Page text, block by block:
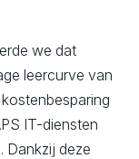
we dat
leercurve van
IT-diensten
Dankzij deze